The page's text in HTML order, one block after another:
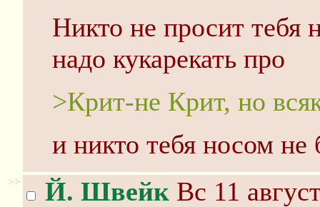
Никто не просит тебя
надо кукарекать про
>Крит-не Крит, но
и никто тебя носом не
>> Й. Швейк Вс 11